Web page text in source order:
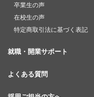
卒業生の声
在校生の声
特定商取引法に基づく表記
就職・開業サポート
よくある質問